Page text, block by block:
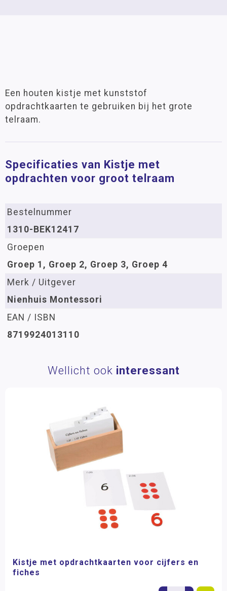
Een houten kistje met kunststof
opdrachtkaarten te gebruiken bij het grote
telraam.
Specificaties van Kistje met
opdrachten voor groot telraam
Bestelnummer
1310-BEK12417
Groepen
Groep 1, Groep 2, Groep 3, Groep 4
Merk / Uitgever
Nienhuis Montessori
EAN / ISBN
8719924013110
Wellicht ook interessant
Kistje met opdrachtkaarten voor cijfers en
fiches